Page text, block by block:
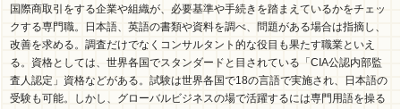
国際商取引をする企業や組織が、必要基準や手続きを踏まえているかをチェッ
クする専門職。日本語、英語の書類や資料を調べ、問題がある場合は指摘し、
改善を求める。調査だけでなくコンサルタント的な役目も果たす職業といえ
る。資格としては、世界各国でスタンダードと目されている「CIA公認内部監
査人認定」資格などがある。試験は世界各国で18の言語で実施され、日本語の
受験も可能。しかし、グローバルビジネスの場で活躍するには専門用語を操る